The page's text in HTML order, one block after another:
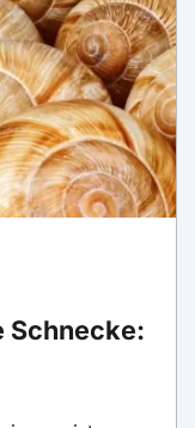
Schnecke: